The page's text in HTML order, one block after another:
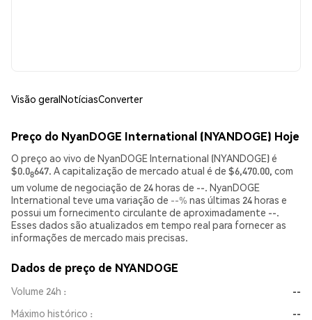
Visão geralNotíciasConverter
Preço do NyanDOGE International (NYANDOGE) Hoje
O preço ao vivo de NyanDOGE International (NYANDOGE) é
$0.08647. A capitalização de mercado atual é de $6,470.00, com
um volume de negociação de 24 horas de --. NyanDOGE
International teve uma variação de --% nas últimas 24 horas e
possui um fornecimento circulante de aproximadamente --.
Esses dados são atualizados em tempo real para fornecer as
informações de mercado mais precisas.
Dados de preço de NYANDOGE
Volume 24h
--
Máximo histórico
--